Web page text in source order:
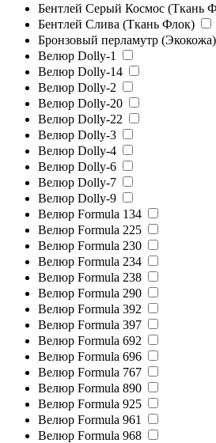
Бентлей Серый Космос (Ткань
Бентлей Слива (Ткань Флок)
Бронзовый перламутр (Экокожа)
Велюр Dolly-1
Велюр Dolly-14
Велюр Dolly-2
Велюр Dolly-20
Велюр Dolly-22
Велюр Dolly-3
Велюр Dolly-4
Велюр Dolly-6
Велюр Dolly-7
Велюр Dolly-9
Велюр Formula 134
Велюр Formula 225
Велюр Formula 230
Велюр Formula 234
Велюр Formula 238
Велюр Formula 290
Велюр Formula 392
Велюр Formula 397
Велюр Formula 692
Велюр Formula 696
Велюр Formula 767
Велюр Formula 890
Велюр Formula 925
Велюр Formula 961
Велюр Formula 968